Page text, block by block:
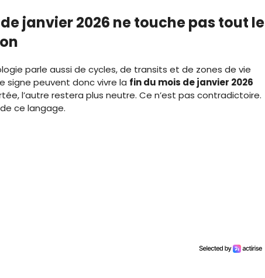
janvier 2026 ne touche pas tout le
parle aussi de cycles, de transits et de zones de vie
signe peuvent donc vivre la fin du mois de janvier 2026
l’autre restera plus neutre. Ce n’est pas contradictoire.
ce langage.